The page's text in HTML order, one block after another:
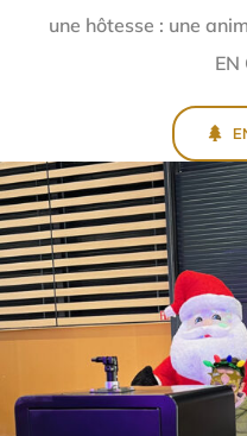
une hôtesse : une
EN